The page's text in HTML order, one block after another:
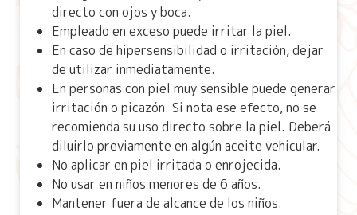
directo con ojos y boca.
Empleado en exceso puede irritar la piel.
En caso de hipersensibilidad o irritación, dejar
de utilizar inmediatamente.
En personas con piel muy sensible puede generar
irritación o picazón. Si nota ese efecto, no se
recomienda su uso directo sobre la piel. Deberá
diluirlo previamente en algún aceite vehicular.
No aplicar en piel irritada o enrojecida.
No usar en niños menores de 6 años.
Mantener fuera de alcance de los niños.